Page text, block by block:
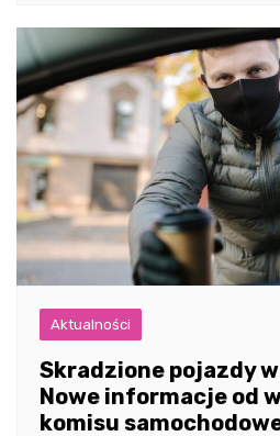
Aktualności
Skradzione pojazdy
Nowe informacje od
komisu